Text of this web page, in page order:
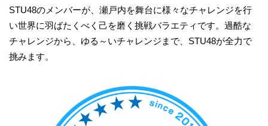
STU48のメンバーが、瀬戸内を舞台に様々なチャレンジを行
い世界に羽ばたくべく己を磨く挑戦バラエティです。過酷な
チャレンジから、ゆる～いチャレンジまで、STU48が全力で
挑みます。